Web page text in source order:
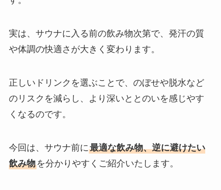
実は、サウナに入る前の飲み物次第で、発汗の質
や体調の快適さが大きく変わります。
正しいドリンクを選ぶことで、のぼせや脱水など
のリスクを減らし、より深いととのいを感じやす
くなるのです。
今回は、サウナ前に最適な飲み物、逆に避けたい
飲み物を分かりやすくご紹介いたします。